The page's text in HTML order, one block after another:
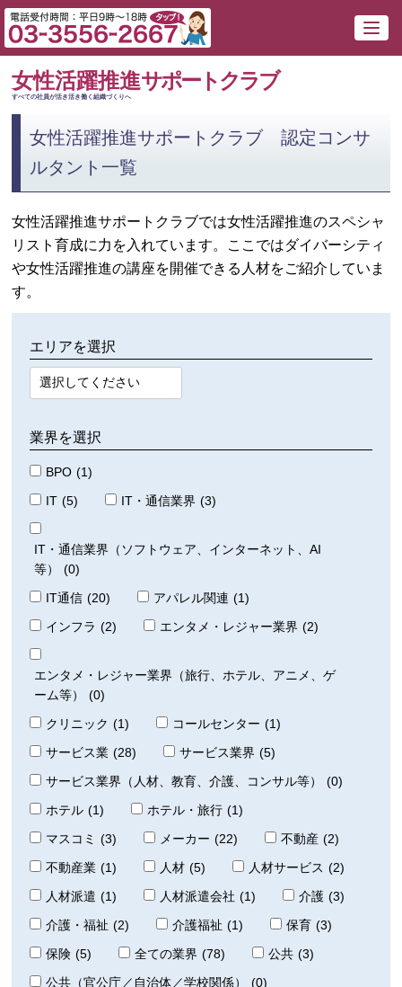
女性活躍推進サポートクラブ
すべての社員が活き活き働く組織づくりへ
女性活躍推進サポートクラブ 認定コンサ
ルタント一覧
女性活躍推進サポートクラブでは女性活躍推進のスペシャ
リスト育成に力を入れています。ここではダイバーシティ
や女性活躍推進の講座を開催できる人材をご紹介していま
す。
エリアを選択
業界を選択
BPO (1)
IT (5) IT・通信業界 (3)
IT・通信業界（ソフトウェア、インターネット、AI
等）
(0)
IT通信 (20) アパレル関連 (1)
インフラ (2) エンタメ・レジャー業界 (2)
エンタメ・レジャー業界（旅行、ホテル、アニメ、ゲ
ーム等）
(0)
クリニック (1) コールセンター (1)
サービス業 (28) サービス業界 (5)
サービス業界（人材、教育、介護、コンサル等）
(0)
ホテル (1) ホテル・旅行 (1)
マスコミ (3) メーカー (22) 不動産 (2)
不動産業 (1) 人材 (5) 人材サービス (2)
人材派遣 (1) 人材派遣会社 (1) 介護 (3)
介護・福祉 (2) 介護福祉 (1) 保育 (3)
保険 (5) 全ての業界 (78) 公共 (3)
公共（官公庁／自治体／学校関係）
(0)